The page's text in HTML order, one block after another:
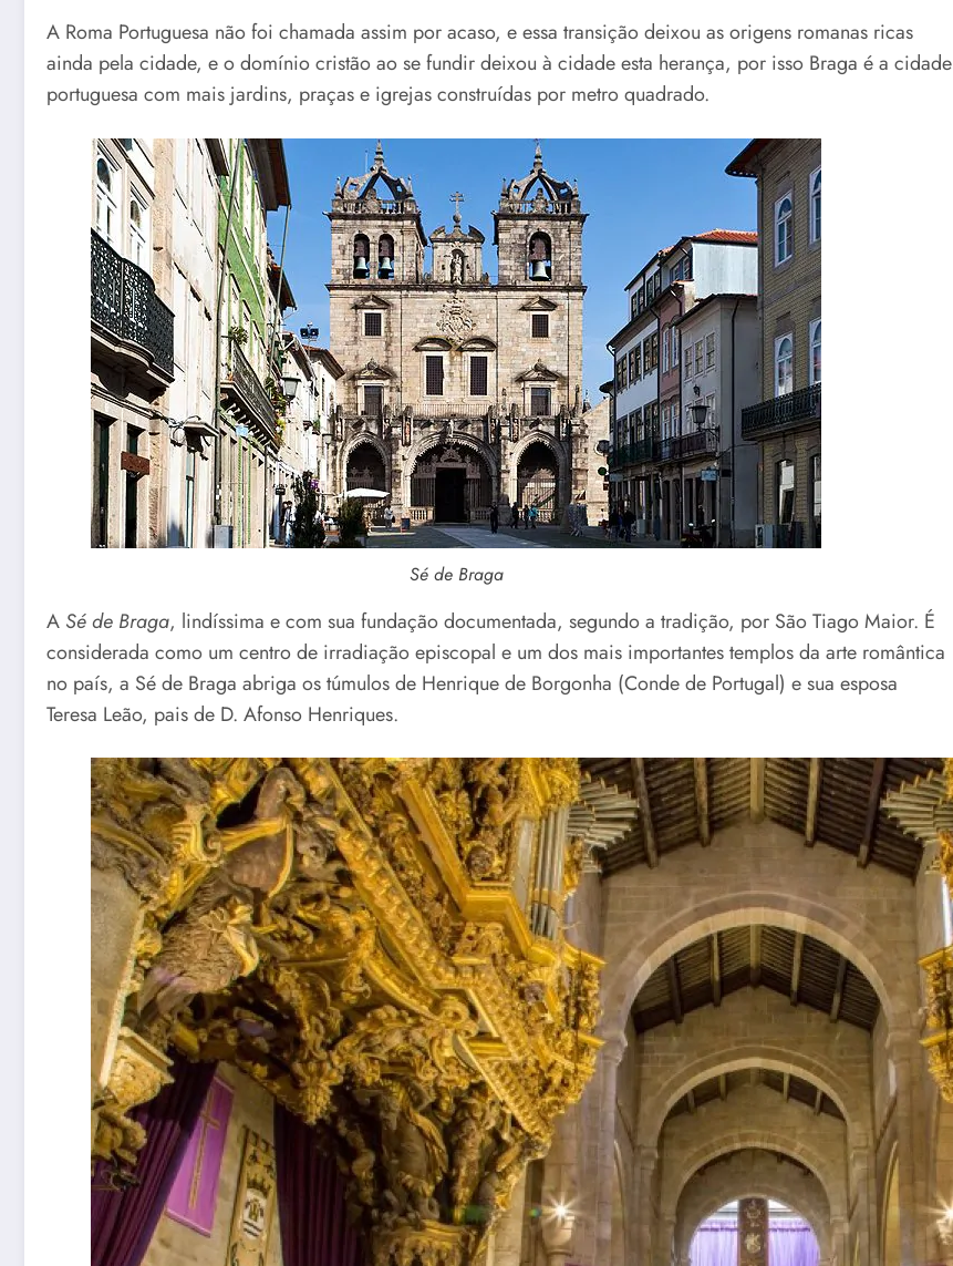
A Roma Portuguesa não foi chamada assim por acaso, e essa transição deixou as origens romanas ricas
ainda pela cidade, e o domínio cristão ao se fundir deixou à cidade esta herança, por isso Braga é a cidade
portuguesa com mais jardins, praças e igrejas construídas por metro quadrado.
Sé de Braga
A Sé de Braga, lindíssima e com sua fundação documentada, segundo a tradição, por São Tiago Maior. É
considerada como um centro de irradiação episcopal e um dos mais importantes templos da arte romântica
no país, a Sé de Braga abriga os túmulos de Henrique de Borgonha (Conde de Portugal) e sua esposa
Teresa Leão, pais de D. Afonso Henriques.